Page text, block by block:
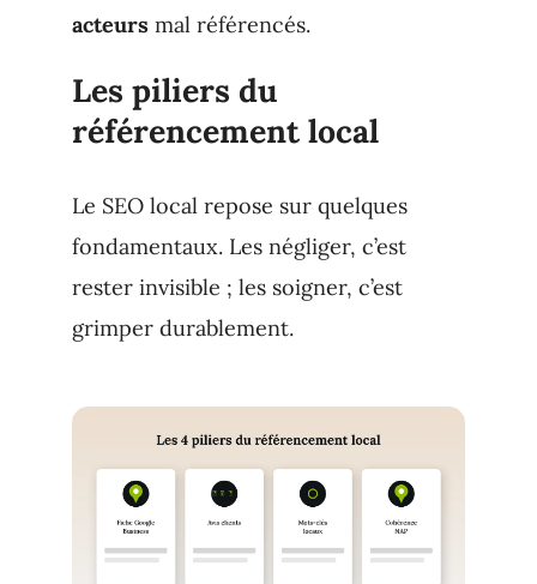
acteursmal référencés.
Les piliers du
référencement local
Le SEO local repose sur quelques
fondamentaux. Les négliger, c’est
rester invisible ; les soigner, c’est
grimper durablement.